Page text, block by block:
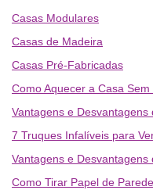
Casas Modulares
Casas de Madeira
Casas Pré-Fabricadas
Como Aquecer a Casa
Vantagens e
7 Truques Infalíveis para
Vantagens e
Como Tirar Papel de Parede